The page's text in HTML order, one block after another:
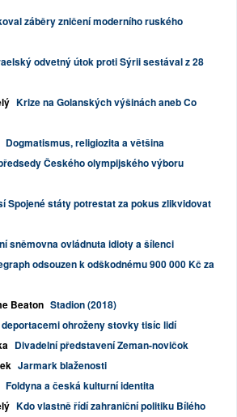
záběry zničení moderního ruského
odvetný útok proti Sýrii sestával z 28
Krize na Golanských výšinách aneb Co
Dogmatismus, religiozita a většina
Českého olympijského výboru
Spojené státy potrestat za pokus zlikvidovat
sněmovna ovládnuta idioty a šílenci
odsouzen k odškodnému 900 000 Kč za
Beaton Stadion (2018)
deportacemi ohroženy stovky tisíc lidí
Divadelní představení Zeman-novičok
Jarmark blaženosti
Foldyna a česká kulturní identita
Kdo vlastně řídí zahraniční politiku Bílého